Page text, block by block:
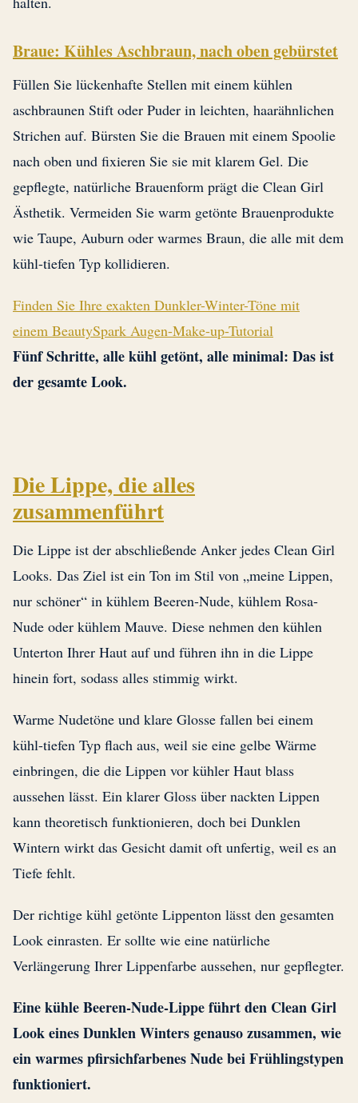
Braue: Kühles Aschbraun, nach oben gebürstet
Füllen Sie lückenhafte Stellen mit einem kühlen
aschbraunen Stift oder Puder in leichten, haarähnlichen
Strichen auf. Bürsten Sie die Brauen mit einem Spoolie
nach oben und fixieren Sie sie mit klarem Gel. Die
gepflegte, natürliche Brauenform prägt die Clean Girl
Ästhetik. Vermeiden Sie warm getönte Brauenprodukte
wie Taupe, Auburn oder warmes Braun, die alle mit dem
kühl-tiefen Typ kollidieren.
Finden Sie Ihre exakten Dunkler-Winter-Töne mit
einem BeautySpark Augen-Make-up-Tutorial
Fünf Schritte, alle kühl getönt, alle minimal: Das ist
der gesamte Look.
Die Lippe, die alles
zusammenführt
Die Lippe ist der abschließende Anker jedes Clean Girl
Looks. Das Ziel ist ein Ton im Stil von „meine Lippen,
nur schöner“ in kühlem Beeren-Nude, kühlem Rosa-
Nude oder kühlem Mauve. Diese nehmen den kühlen
Unterton Ihrer Haut auf und führen ihn in die Lippe
hinein fort, sodass alles stimmig wirkt.
Warme Nudetöne und klare Glosse fallen bei einem
kühl-tiefen Typ flach aus, weil sie eine gelbe Wärme
einbringen, die die Lippen vor kühler Haut blass
aussehen lässt. Ein klarer Gloss über nackten Lippen
kann theoretisch funktionieren, doch bei Dunklen
Wintern wirkt das Gesicht damit oft unfertig, weil es an
Tiefe fehlt.
Der richtige kühl getönte Lippenton lässt den gesamten
Look einrasten. Er sollte wie eine natürliche
Verlängerung Ihrer Lippenfarbe aussehen, nur gepflegter.
Eine kühle Beeren-Nude-Lippe führt den Clean Girl
Look eines Dunklen Winters genauso zusammen, wie
ein warmes pfirsichfarbenes Nude bei Frühlingstypen
funktioniert.